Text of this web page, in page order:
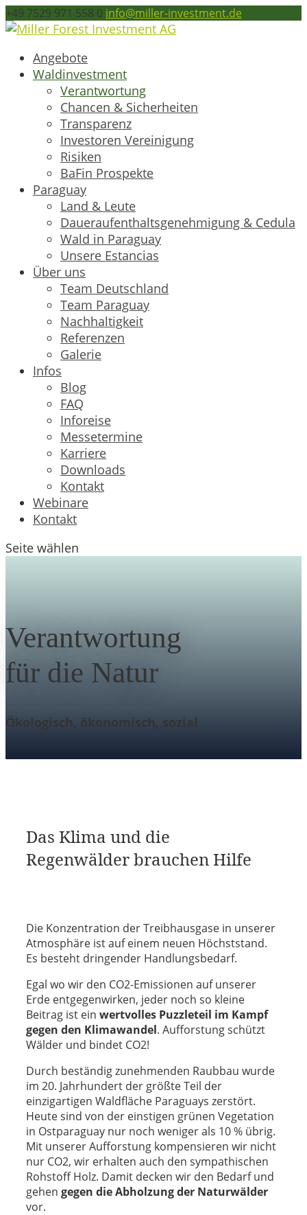
+49 7529 971 558 0 info@miller-investment.de
Angebote
Waldinvestment
Verantwortung
Chancen & Sicherheiten
Transparenz
Investoren Vereinigung
Risiken
BaFin Prospekte
Paraguay
Land & Leute
Daueraufenthaltsgenehmigung & Cedula
Wald in Paraguay
Unsere Estancias
Über uns
Team Deutschland
Team Paraguay
Nachhaltigkeit
Referenzen
Galerie
Infos
Blog
FAQ
Inforeise
Messetermine
Karriere
Downloads
Kontakt
Webinare
Kontakt
Seite wählen
Verantwortung
für die Natur
Ökologisch, ökonomisch, sozial
Das Klima und die
Regenwälder brauchen Hilfe
Die Konzentration der Treibhausgase in unserer
Atmosphäre ist auf einem neuen Höchststand.
Es besteht dringender Handlungsbedarf.
Egal wo wir den CO2-Emissionen auf unserer
Erde entgegenwirken, jeder noch so kleine
Beitrag ist ein wertvolles Puzzleteil im Kampf
gegen den Klimawandel. Aufforstung schützt
Wälder und bindet CO2!
Durch beständig zunehmenden Raubbau wurde
im 20. Jahrhundert der größte Teil der
einzigartigen Waldfläche Paraguays zerstört.
Heute sind von der einstigen grünen Vegetation
in Ostparaguay nur noch weniger als 10 % übrig.
Mit unserer Aufforstung kompensieren wir nicht
nur CO2, wir erhalten auch den sympathischen
Rohstoff Holz. Damit decken wir den Bedarf und
gehen gegen die Abholzung der Naturwälder
vor.